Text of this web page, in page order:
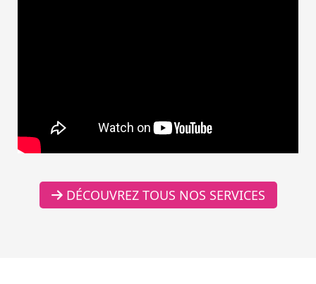
DÉCOUVREZ TOUS NOS SERVICES